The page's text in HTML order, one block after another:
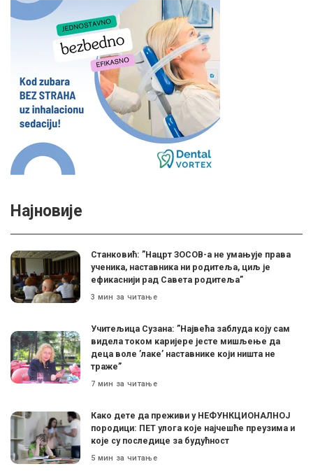
Најновије
Станковић: ”Нацрт ЗОСОВ-а не умањује права
ученика, наставника ни родитеља, циљ је
ефикаснији рад Савета родитеља”
3 мин за читање
Учитељица Сузана: ”Највећа заблуда коју сам
видела током каријере јесте мишљење да
деца воле ’лаке’ наставнике који ништа не
траже”
7 мин за читање
Како дете да преживи у НЕФУНКЦИОНАЛНОЈ
породици: ПЕТ улога које најчешће преузима и
које су последице за будућност
5 мин за читање